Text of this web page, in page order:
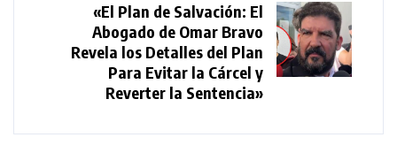
«El Plan de Salvación: El
Abogado de Omar Bravo
Revela los Detalles del Plan
Para Evitar la Cárcel y
Reverter la Sentencia»